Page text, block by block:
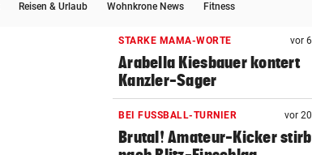
Reisen & Urlaub Wohnkrone News Fitness
STARKE MAMA-WORTE vor
Arabella Kiesbauer kontert
Kanzler-Sager
BEI FUSSBALL-TURNIER vor
Brutal! Amateur-Kicker